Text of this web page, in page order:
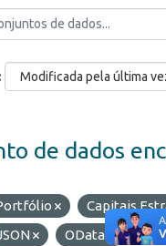
de dados
Capitais
OData